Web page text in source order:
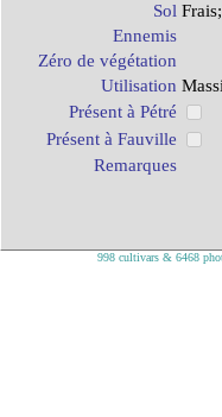
Sol Frais;
Ennemis
Zéro de végétation
Utilisation
Présent à Pétré
Présent à Fauville
Remarques
998 cultivars & 6468